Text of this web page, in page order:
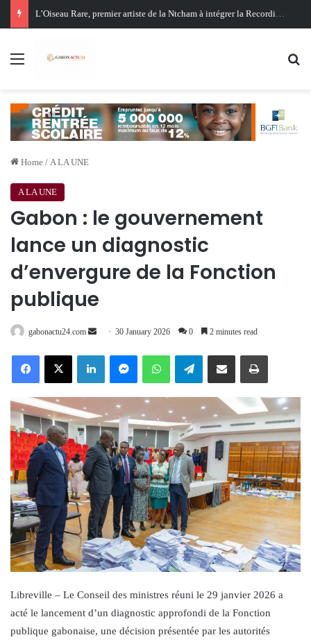
Oligui Nguema au Ghana : Libreville mise sur Accra pour renforcer sa stratégie diplomatique et économique
Menu
Home / A LA UNE
A LA UNE
Gabon : le gouvernement
lance un diagnostic
d’envergure de la Fonction
publique
gabonactu24.com
Send 30 January 2026 0 2 minutes read
FacebookX LinkedInMessengerWhatsAppTelegramShare via Email Print
Libreville – Le Conseil des ministres réuni le 29 janvier 2026 a
acté le lancement d’un diagnostic approfondi de la Fonction
publique gabonaise, une décision présentée par les autorités